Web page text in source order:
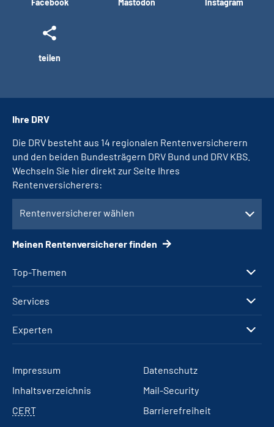
Facebook Mastodon Instagram
teilen
Top-Themen
Services
Experten
Ihre DRV
Die DRV besteht aus 14 regionalen Rentenversicherern
und den beiden Bundesträgern DRV Bund und DRV KBS.
Wechseln Sie hier direkt zur Seite Ihres
Rentenversicherers:
Rentenversicherer wählen
Meinen Rentenversicherer finden
Impressum
Datenschutz
Inhaltsverzeichnis
Mail-Security
CERT
Barrierefreiheit